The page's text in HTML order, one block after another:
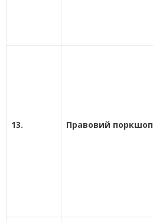
13. Правовий поркшоп